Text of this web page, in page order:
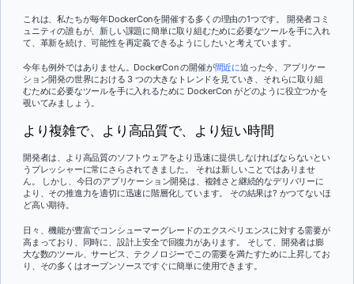
これは、私たちが毎年DockerConを開催する多くの理由の1つです。 開発者コミ
ュニティの誰もが、新しい課題に簡単に取り組むために必要なツールを手に入れ
て、革新を続け、可能性を再定義できるようにしたいと考えています。
今年も例外ではありません。DockerCon の開催が間近に迫った今、アプリケー
ション開発の世界における 3 つの大きなトレンドを見ていき、それらに取り組
むために必要なツールを手に入れるために DockerCon がどのように役立つかを
覗いてみましょう。
より複雑で、より高品質で、より短い時間
開発者は、より高品質のソフトウェアをより迅速に提供しなければならないとい
うプレッシャーに常にさらされてきました。 それは新しいことではありませ
ん。 しかし、今日のアプリケーション開発は、複雑さと継続的なデリバリーに
より、その推進力を適切に迅速に階層化しています。 その結果は? かつてないほ
ど高い期待。
日々、機能が豊富でコンシューマーグレードのエクスペリエンスに対する需要が
高まっており、同時に、設計上安全で回復力があります。 そして、開発者は膨
大な数のツール、サービス、テクノロジーでこの需要を満たすために上昇してお
り、その多くはオープンソースですぐに簡単に使用できます。